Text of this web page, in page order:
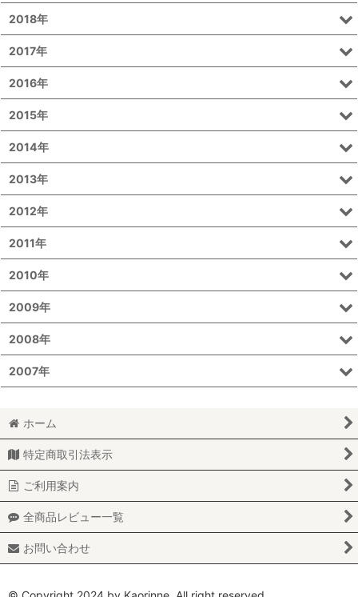
2018年
2017年
2016年
2015年
2014年
2013年
2012年
2011年
2010年
2009年
2008年
2007年
ホーム
特定商取引法表示
ご利用案内
全商品レビュー一覧
お問い合わせ